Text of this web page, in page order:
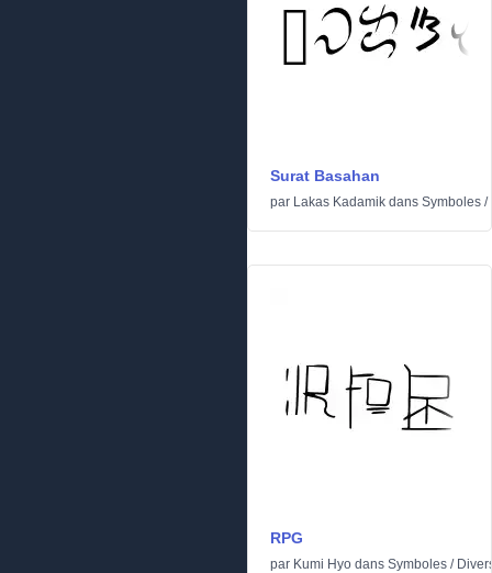
Surat Basahan
par Lakas Kadamik dans Symboles /
RPG
par Kumi Hyo dans Symboles /